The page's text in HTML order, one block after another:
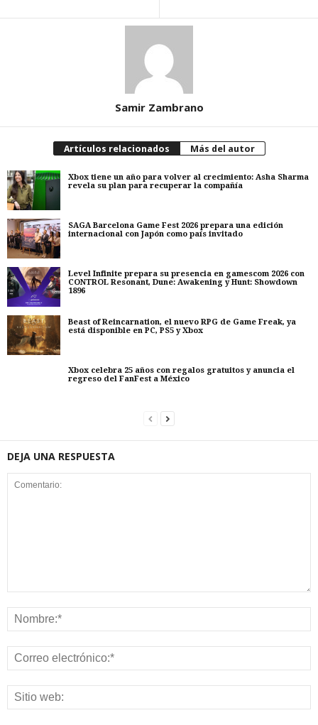
Samir Zambrano
Artículos relacionados Más del autor
Xbox tiene un año para volver al crecimiento: Asha Sharma
revela su plan para recuperar la compañía
SAGA Barcelona Game Fest 2026 prepara una edición
internacional con Japón como país invitado
Level Infinite prepara su presencia en gamescom 2026 con
CONTROL Resonant, Dune: Awakening y Hunt: Showdown
1896
Beast of Reincarnation, el nuevo RPG de Game Freak, ya
está disponible en PC, PS5 y Xbox
Xbox celebra 25 años con regalos gratuitos y anuncia el
regreso del FanFest a México
DEJA UNA RESPUESTA